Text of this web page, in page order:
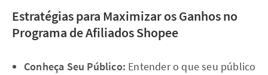
Estratégias para Maximizar os Ganhos no
Programa de Afiliados Shopee
Conheça Seu Público: Entender o que seu público